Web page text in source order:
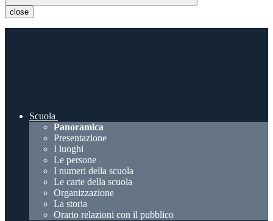
close
Scuola
Panoramica
Presentazione
I luoghi
Le persone
I numeri della scuola
Le carte della scuola
Organizzazione
La storia
Orario relazioni con il pubblico